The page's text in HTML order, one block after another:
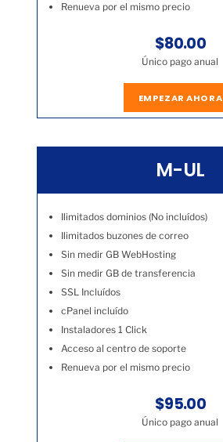
Renueva por el mismo precio
$80.00
Único pago anual
EMPEZAR AHORA
M-UL
Ilimitados dominios (No incluídos)
Ilimitados buzones de correo
Sin medir GB WebHosting
Sin medir GB de transferencia
SSL Incluídos
cPanel incluído
Instaladores 1 Click
Acceso al centro de soporte
Renueva por el mismo precio
$95.00
Único pago anual